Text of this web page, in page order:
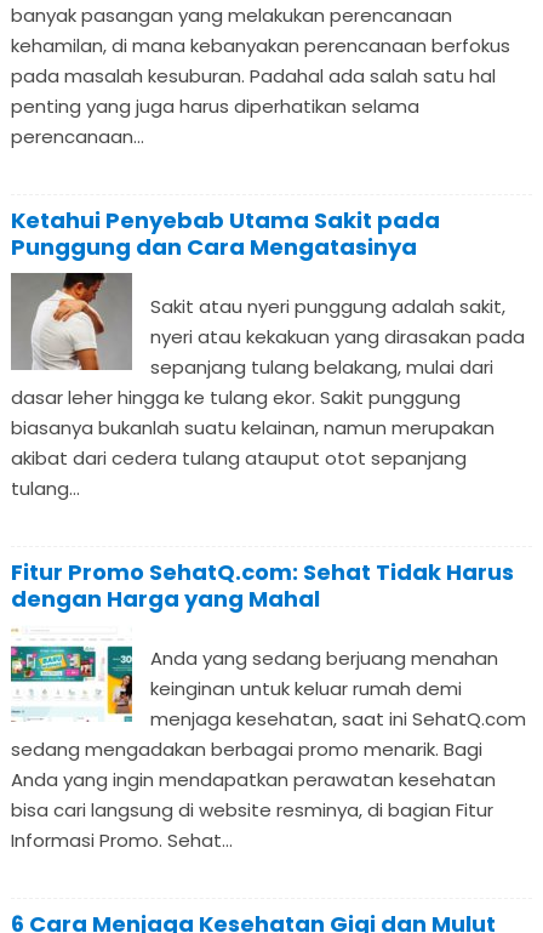
banyak pasangan yang melakukan perencanaan
kehamilan, di mana kebanyakan perencanaan berfokus
pada masalah kesuburan. Padahal ada salah satu hal
penting yang juga harus diperhatikan selama
perencanaan...
Ketahui Penyebab Utama Sakit pada
Punggung dan Cara Mengatasinya
Sakit atau nyeri punggung adalah sakit,
nyeri atau kekakuan yang dirasakan pada
sepanjang tulang belakang, mulai dari
dasar leher hingga ke tulang ekor. Sakit punggung
biasanya bukanlah suatu kelainan, namun merupakan
akibat dari cedera tulang atauput otot sepanjang
tulang...
Fitur Promo SehatQ.com: Sehat Tidak Harus
dengan Harga yang Mahal
Anda yang sedang berjuang menahan
keinginan untuk keluar rumah demi
menjaga kesehatan, saat ini SehatQ.com
sedang mengadakan berbagai promo menarik. Bagi
Anda yang ingin mendapatkan perawatan kesehatan
bisa cari langsung di website resminya, di bagian Fitur
Informasi Promo. Sehat...
6 Cara Menjaga Kesehatan Gigi dan Mulut